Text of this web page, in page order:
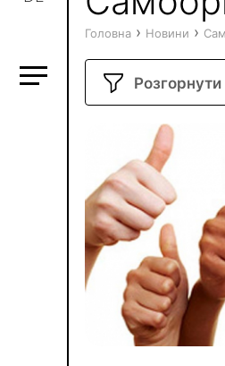
Головна › Новини ›